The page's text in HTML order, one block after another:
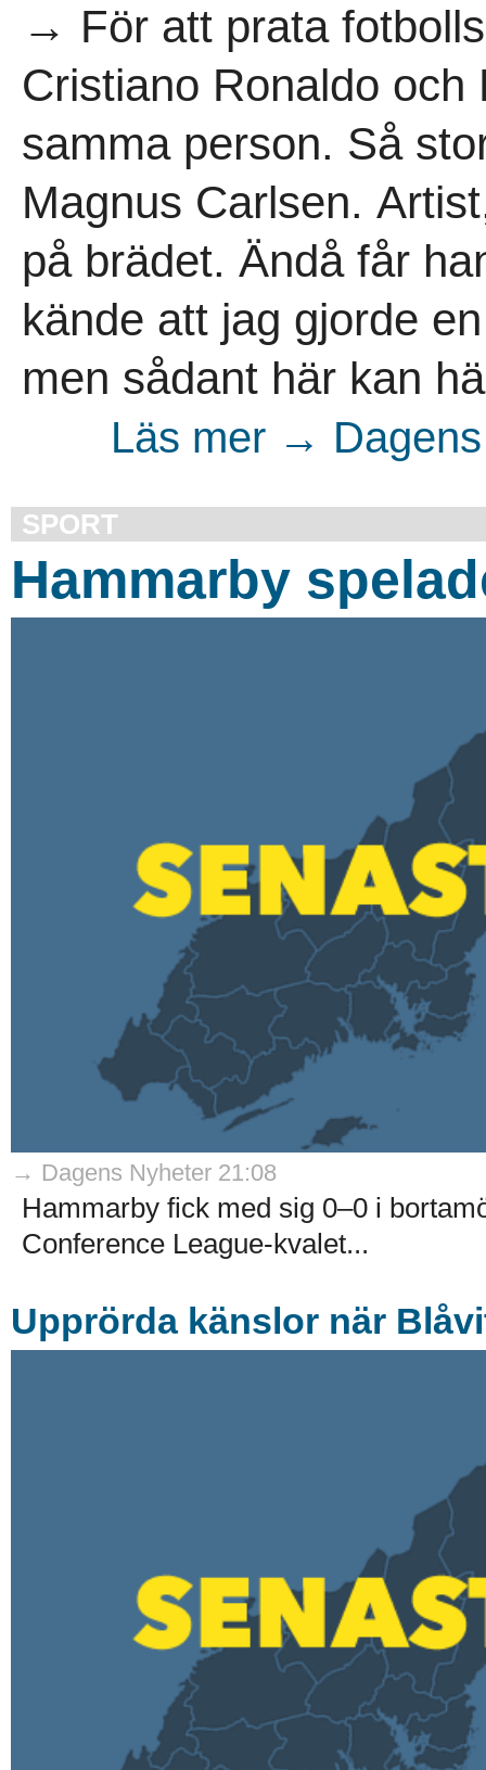
→ För att prata
Cristiano Ronaldo
samma person. Så
Magnus Carlsen.
på brädet. Ändå får
kände att jag gjorde
men sådant här kan
Läs mer →
SPORT
Hammarby
→ Dagens Nyheter 21:08
Hammarby fick med sig 0–0 i
Conference League-kvalet...
Upprörda känslor när